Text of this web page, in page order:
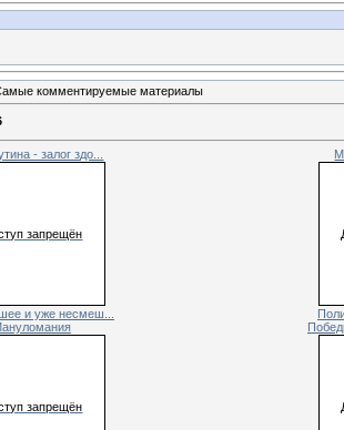
комментируемые материалы
- залог здо...
запрещён
и уже несмеш...
запрещён